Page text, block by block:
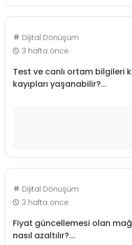
Dijital Dönüşüm
3 hafta önce
Test ve canlı ortam bilgileri
kayıpları yaşanabilir?...
Dijital Dönüşüm
3 hafta önce
Fiyat güncellemesi olan
nasıl azaltılır?...